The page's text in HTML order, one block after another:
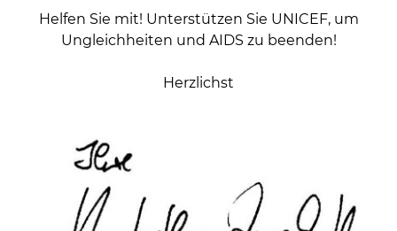
Helfen Sie mit! Unterstützen Sie UNICEF, um
Ungleichheiten und AIDS zu beenden!
Herzlichst